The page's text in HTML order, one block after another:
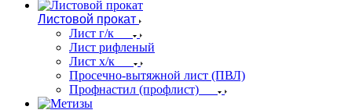
Листовой прокат
Лист г/к
Лист рифленый
Лист х/к
Просечно-вытяжной лист (ПВЛ)
Профнастил (профлист)